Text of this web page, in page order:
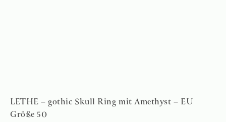
LETHE – gothic Skull Ring mit Amethyst – EU
Größe 50